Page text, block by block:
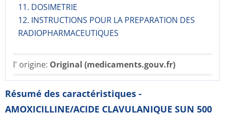
11. DOSIMETRIE
12. INSTRUCTIONS POUR LA PREPARATION DES
RADIOPHARMACE­UTIQUES
l' origine: Original (medicaments.gouv.fr)
Résumé des caractéristiques -
AMOXICILLINE/ACIDE CLAVULANIQUE SUN 500